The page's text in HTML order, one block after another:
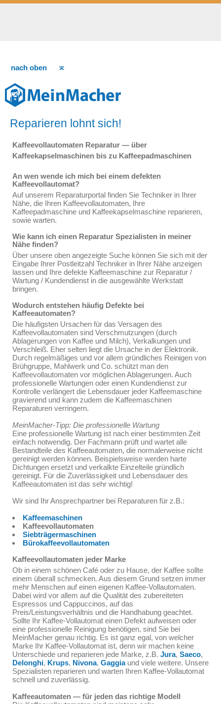
nach oben
Reparieren lohnt sich!
Kaffeevollautomaten Reparatur — über
Kaffeekapselmaschinen bis zu Kaffeepadmaschinen
An wen wende ich mich bei einem defekten
Kaffeevollautomat?
Auf unserem Reparaturportal finden Sie Techniker in Ihrer
Nähe, die Ihren Kaffeevollautomaten, Ihre
Kaffeepadmaschine und Kaffeekapselmaschine reparieren,
sowie warten.
Wie kann ich einen Reparatur Spezialisten in meiner
Nähe finden?
Über unsere oben angezeigte Suche können Sie sich mit der
Eingabe Ihrer Postleitzahl Techniker in Ihrer Nähe anzeigen
lassen und Ihre defekte Kaffeemaschine zur Reparatur /
Wartung / Kundendienst in die ausgewählte Werkstatt
bringen.
Wodurch entstehen häufig Defekte bei
Kaffeeautomaten?
Die häufigsten Ursachen für das Versagen des
Kaffeevollautomaten sind Verschmutzungen (durch
Ablagerungen von Kaffee und Milch), Verkalkungen und
Verschleiß. Eher selten liegt die Ursache in der Elektronik.
Durch regelmäßiges und vor allem gründliches Reinigen von
Brühgruppe, Mahlwerk und Co. schützt man den
Kaffeevollautomaten vor möglichen Ablagerungen. Auch
professionelle Wartungen oder einen Kundendienst zur
Kontrolle verlängert die Lebensdauer jeder Kaffeemaschine
gravierend und kann zudem die Kaffeemaschinen
Reparaturen verringern.
MeinMacher-Tipp: Die professionelle Wartung
Eine professionelle Wartung ist nach einer bestimmten Zeit
einfach notwendig. Der Fachmann prüft und wartet alle
Bestandteile des Kaffeeautomaten, die normalerweise nicht
gereinigt werden können. Beispielsweise werden harte
Dichtungen ersetzt und verkalkte Einzelteile gründlich
gereinigt. Für die Zuverlässigkeit und Lebensdauer des
Kaffeeautomaten ist das sehr wichtig!
Wir sind Ihr Ansprechpartner bei Reparaturen für z.B.:
Kaffeemaschinen
Kaffeevollautomaten
Siebträgermaschinen
Bürokaffeevollautomaten
Kaffeevollautomaten jeder Marke
Ob in einem schönen Café oder zu Hause, der Kaffee sollte
einem überall schmecken. Aus diesem Grund setzen immer
mehr Menschen auf einen eigenen Kaffee-Vollautomaten.
Dabei wird vor allem auf die Qualität des zubereiteten
Espressos und Cappuccinos, auf das
Preis/Leistungsverhältnis und die Handhabung geachtet.
Sollte Ihr Kaffee-Vollautomat einen Defekt aufweisen oder
eine professionelle Reinigung benötigen, sind Sie bei
MeinMacher genau richtig. Es ist ganz egal, von welcher
Marke Ihr Kaffee-Vollautomat ist, denn wir machen keine
Unterschiede und reparieren jede Marke, z.B. Jura, Saeco,
Delonghi, Krups, Nivona, Gaggiaund viele weitere. Unsere
Spezialisten reparieren und warten Ihren Kaffee-Vollautomat
schnell und zuverlässig.
Kaffeeautomaten — für jeden das richtige Modell